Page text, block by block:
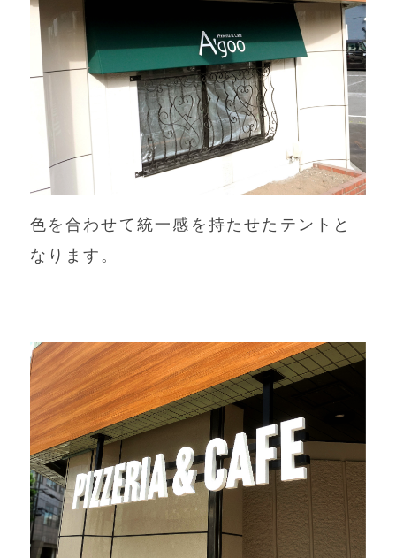
色を合わせて統一感を持たせたテントと
なります。